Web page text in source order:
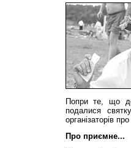
Попри те, що
подалися
організаторів
Про приємне...